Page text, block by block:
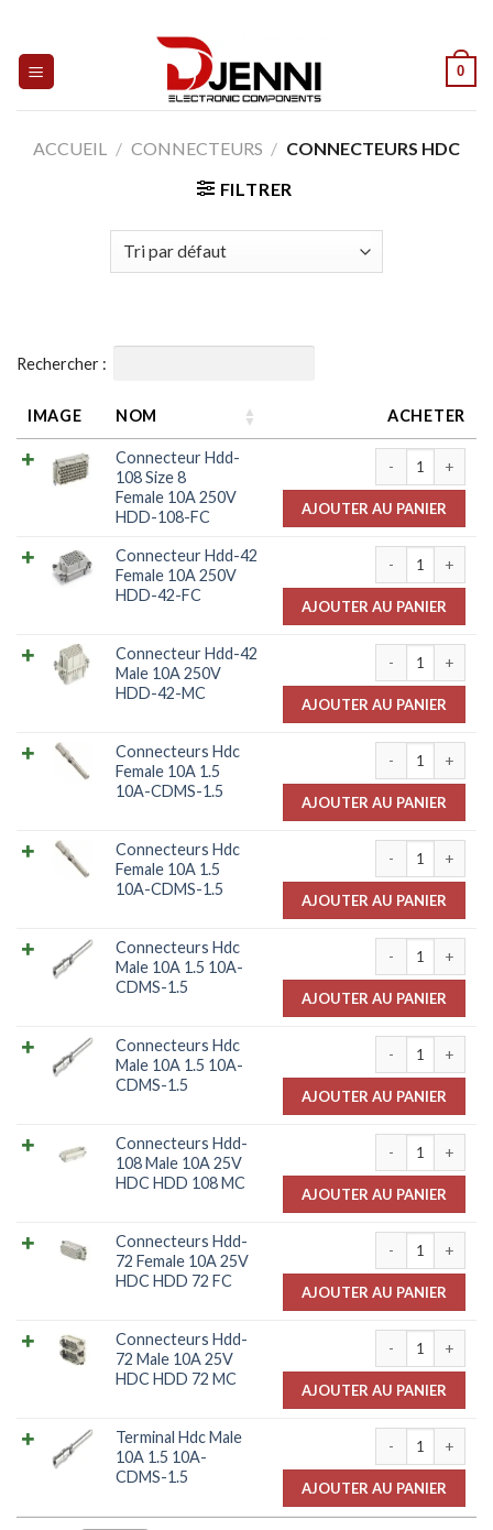
content
0
ACCUEIL / CONNECTEURS / CONNECTEURS HDC
FILTRER
Rechercher :
IMAGE NOM ACHETER
Connecteur Hdd-
108 Size 8
Female 10A 250V
HDD-108-FC
quantité de
AJOUTER AU PANIER
Connecteur Hdd-42
Female 10A 250V
HDD-42-FC
quantité de
AJOUTER AU PANIER
Connecteur Hdd-42
Male 10A 250V
HDD-42-MC
quantité de
AJOUTER AU PANIER
Connecteurs Hdc
Female 10A 1.5
10A-CDMS-1.5
quantité de
AJOUTER AU PANIER
Connecteurs Hdc
Female 10A 1.5
10A-CDMS-1.5
quantité de
AJOUTER AU PANIER
Connecteurs Hdc
Male 10A 1.5 10A-
CDMS-1.5
quantité de
AJOUTER AU PANIER
Connecteurs Hdc
Male 10A 1.5 10A-
CDMS-1.5
quantité de
AJOUTER AU PANIER
Connecteurs Hdd-
108 Male 10A 25V
HDC HDD 108 MC
quantité de
AJOUTER AU PANIER
Connecteurs Hdd-
72 Female 10A 25V
HDC HDD 72 FC
quantité de
AJOUTER AU PANIER
Connecteurs Hdd-
72 Male 10A 25V
HDC HDD 72 MC
quantité de
AJOUTER AU PANIER
Terminal Hdc Male
10A 1.5 10A-
CDMS-1.5
quantité de
AJOUTER AU PANIER